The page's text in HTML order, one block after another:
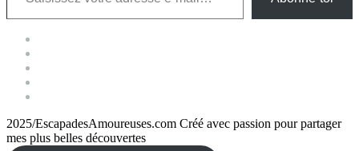
l’Aisne.
2025/EscapadesAmoureuses.com Créé avec passion pour partager
mes plus belles découvertes